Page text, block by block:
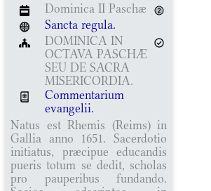
Dominica II Paschæ
Sancta regula.
DOMINICA IN
OCTAVA PASCHÆ
SEU DE SACRA
MISERICORDIA.
Commentarium
evangelii.
Natus est Rhemis (Reims) in
Gallia anno 1651. Sacerdotio
initiatus, præcipue educandis
pueris totum se dedit, scholas
pro pauperibus fundando.